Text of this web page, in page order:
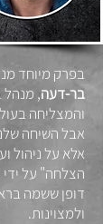
בפרק מיוחד
בר-דעה, מנהל
אבל השיחה
אלא על ניהול
הצלחה" על ידי
דופן ששמה
ולמצוינות.